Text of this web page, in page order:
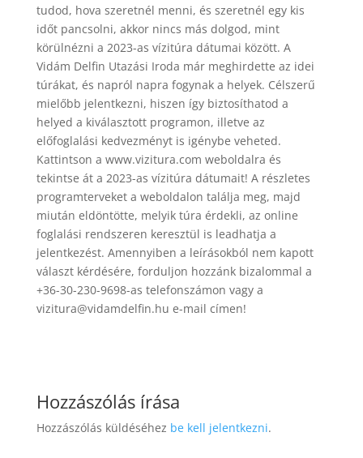
tudod, hova szeretnél menni, és szeretnél egy kis
időt pancsolni, akkor nincs más dolgod, mint
körülnézni a 2023-as vízitúra dátumai között. A
Vidám Delfin Utazási Iroda már meghirdette az idei
túrákat, és napról napra fogynak a helyek. Célszerű
mielőbb jelentkezni, hiszen így biztosíthatod a
helyed a kiválasztott programon, illetve az
előfoglalási kedvezményt is igénybe veheted.
Kattintson a www.vizitura.com weboldalra és
tekintse át a 2023-as vízitúra dátumait! A részletes
programterveket a weboldalon találja meg, majd
miután eldöntötte, melyik túra érdekli, az online
foglalási rendszeren keresztül is leadhatja a
jelentkezést. Amennyiben a leírásokból nem kapott
választ kérdésére, forduljon hozzánk bizalommal a
+36-30-230-9698-as telefonszámon vagy a
vizitura@vidamdelfin.hu e-mail címen!
Hozzászólás írása
Hozzászólás küldéséhez be kell jelentkezni.